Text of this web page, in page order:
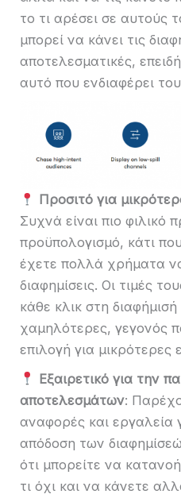
το τι αρέσει σε αυτούς
μπορεί να κάνει τις
αποτελεσματικές,
αυτό που ενδιαφέρει
Προσιτό για
Συχνά είναι πιο φιλικό
προϋπολογισμό, κάτι
έχετε πολλά χρήματα
διαφημίσεις. Οι τιμές
κάθε κλικ στη διαφήμισή
χαμηλότερες, γεγονός
επιλογή για μικρότερες
Εξαιρετικό για την
αποτελεσμάτων:
αναφορές και εργαλεία
απόδοση των
ότι μπορείτε να
τι όχι και να κάνετε